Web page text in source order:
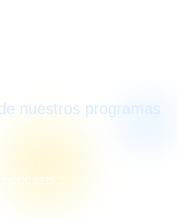
nuestros programas
podcasts...